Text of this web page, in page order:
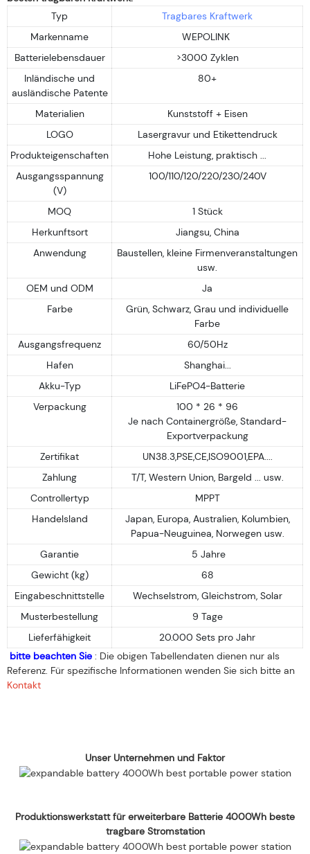
Typ
Tragbares Kraftwerk
Markenname
WEPOLINK
Batterielebensdauer
>3000 Zyklen
Inländische und
ausländische Patente
80+
Materialien
Kunststoff + Eisen
LOGO
Lasergravur und Etikettendruck
Produkteigenschaften
Hohe Leistung, praktisch ...
Ausgangsspannung
(V)
100/110/120/220/230/240V
MOQ
1 Stück
Herkunftsort
Jiangsu, China
Anwendung
Baustellen, kleine Firmenveranstaltungen
usw.
OEM und ODM
Ja
Farbe
Grün, Schwarz, Grau und individuelle
Farbe
Ausgangsfrequenz
60/50Hz
Hafen
Shanghai...
Akku-Typ
LiFePO4-Batterie
Verpackung
100 * 26 * 96
Je nach Containergröße, Standard-
Exportverpackung
Zertifikat
UN38.3,PSE,CE,ISO9001,EPA....
Zahlung
T/T, Western Union, Bargeld ... usw.
Controllertyp
MPPT
Handelsland
Japan, Europa, Australien, Kolumbien,
Papua-Neuguinea, Norwegen usw.
Garantie
5 Jahre
Gewicht (kg)
68
Eingabeschnittstelle
Wechselstrom, Gleichstrom, Solar
Musterbestellung
9 Tage
Lieferfähigkeit
20.000 Sets pro Jahr
bitte beachten Sie : Die obigen Tabellendaten dienen nur als
Referenz. Für spezifische Informationen wenden Sie sich bitte an
Kontakt
Unser Unternehmen und Faktor
Produktionswerkstatt für erweiterbare Batterie 4000Wh beste
tragbare Stromstation